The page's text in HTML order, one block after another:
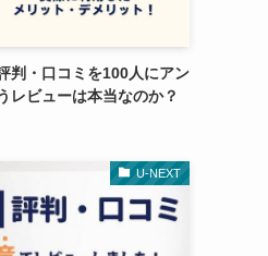
判・口コミを100人にアン
レビューは本当なのか？
U-NEXT